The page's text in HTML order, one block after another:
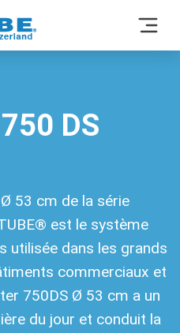
DS
53 cm de la série
est le système
utilisée dans les grands
commerciaux et
750DS Ø 53 cm a un
du jour et conduit la